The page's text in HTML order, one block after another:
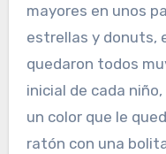
mayores en unos
estrellas y donuts,
quedaron todos
inicial de cada
un color que le
ratón con una